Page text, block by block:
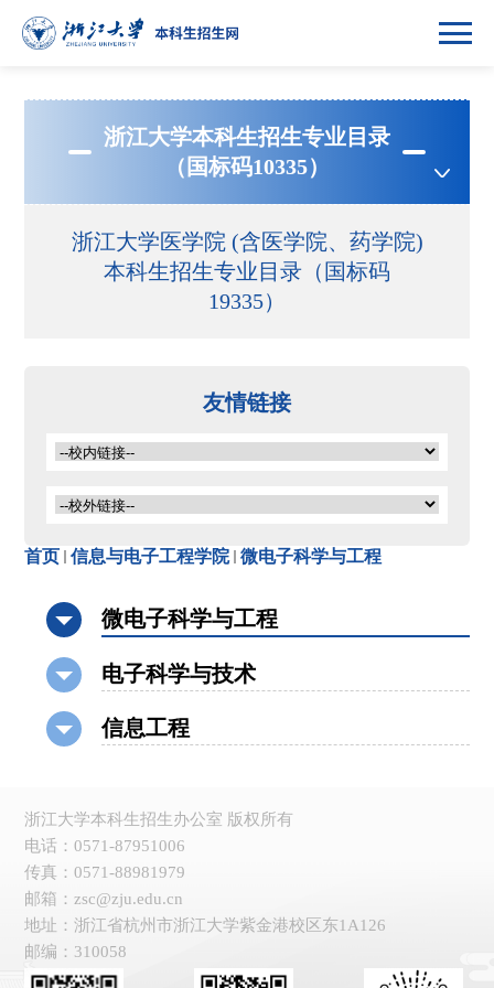
浙江大学本科生招生专业目录
（国标码10335）
浙江大学医学院 (含医学院、药学院)
本科生招生专业目录（国标码
19335）
友情链接
首页 信息与电子工程学院 微电子科学与工程
微电子科学与工程
电子科学与技术
信息工程
浙江大学本科生招生办公室 版权所有
电话：0571-87951006
传真：0571-88981979
邮箱：zsc@zju.edu.cn
地址：浙江省杭州市浙江大学紫金港校区东1A126
邮编：310058